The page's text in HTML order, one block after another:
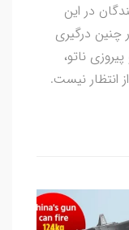
در این
چنین درگیری
ناتو،
انتظار نیست.